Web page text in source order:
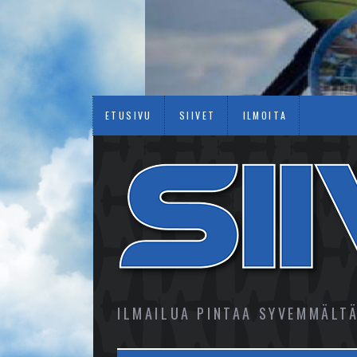
ETUSIVU SIIVET ILMOITA
ILMAILUA PINTAA